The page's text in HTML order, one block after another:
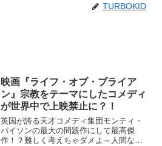
TURBOKID
映画『ライフ・オブ・ブライア
ン』宗教をテーマにしたコメディ
が世界中で上映禁止に？！
英国が誇る天才コメディ集団モンティ・
パイソンの最大の問題作にして最高傑
作！？難しく考えちゃダメよ～人間なん